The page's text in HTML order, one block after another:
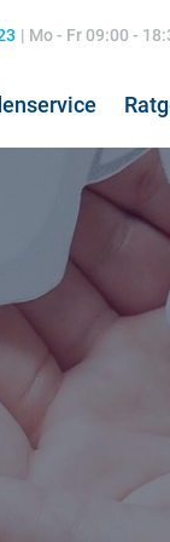
| Mo - Fr 09:00 -